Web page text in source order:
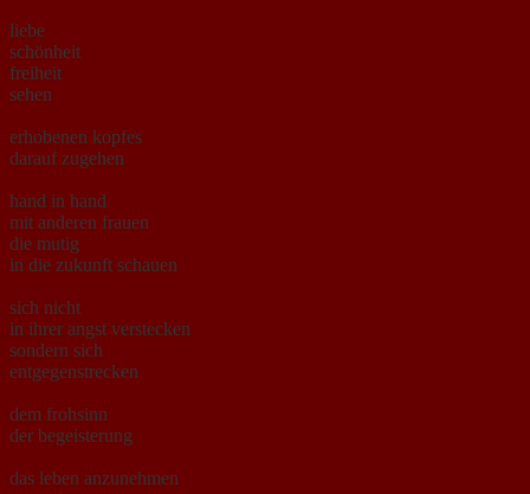
liebe
schönheit
freiheit
sehen
erhobenen kopfes
darauf zugehen
hand in hand
mit anderen frauen
die mutig
in die zukunft schauen
sich nicht
in ihrer angst verstecken
sondern sich
entgegenstrecken
dem frohsinn
der begeisterung
das leben anzunehmen